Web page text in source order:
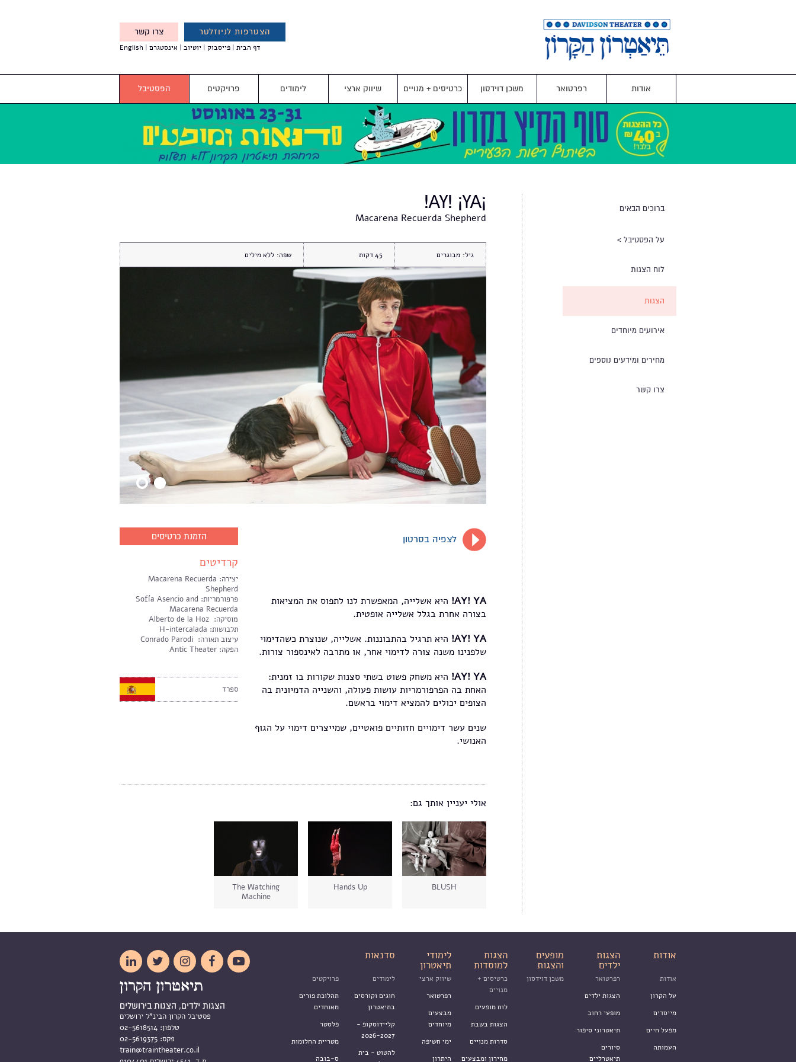
הצטרפות לניוזלטר צרו קשר
והטבות מיוחדות עבורך
דף הבית פייסבוק יוטיוב אינסטגרם English
אודות רפרטואר משכן דוידסון כרטיסים + מנויים שיווק ארצי לימודים פרויקטים הפסטיבל
ברוכים הבאים
על הפסטיבל
לוח הצגות
הצגות
אירועים מיוחדים
מחירים ומידעים נוספים
צרו קשר
¡AY! ¡YA!
Macarena Recuerda Shepherd
גיל: מבוגרים 45 שפה:ללא מילים
לצפיה בסרטון
AY! YA! היא אשלייה, המאפשרת לנו לתפוס את המציאות
בצורה אחרת בגלל אשלייה אופטית.
AY! YA! היא תרגיל בהתבוננות. אשלייה, שנוצרת כשהדימוי
שלפנינו משנה צורה לדימוי אחר, או מתרבה לאינספור צורות.
AY! YA! היא משחק פשוט בשתי סצנות שקורות בו זמנית:
האחת בה הפרפורמריות עושות פעולה, והשנייה הדמיונית בה
הצופים יכולים להמציא דימוי בראשם.
שנים עשר דימויים חזותיים פואטיים, שמייצרים דימוי על הגוף
האנושי.
הזמנת כרטיסים
קרדיטים
יצירה: Macarena Recuerda
Shepherd
פרפורמריות: Sofía Asencio and
Macarena Recuerda
מוסיקה: Alberto de la Hoz
תלבושות: H-intercalada
עיצוב תאורה: Conrado Parodi
הפקה: Antic Theater
ספרד
אולי יעניין אותך גם:
BLUSH
Hands Up
The Watching
Machine
אודות הצגות
ילדים
מופעים
והצגות
הצגות
למוסדות
לימודי
תיאטרון
סדנאות
אודות
על הקרון
מייסדים
מפעל חיים
העמותה
רפרטואר
הצגות ילדים
מופעי רחוב
תיאטרוני סיפור
סיורים
תיאטרליים
משכן דוידסון
כרטיסים +
מנויים
לוח מופעים
הצגות בשבת
סדרות מנויים
מחירון ומבצעים
שיווק ארצי
רפרטואר
מבצעים
מיוחדים
ימי חשיפה
היתרון
לימודים
חוגים וקורסים
בתיאטרון
קליידוסקופ -
2026-2027
להטוט - בית
פרויקטים
תהלוכת פורים
מאוחדים
פלסטר
מטריית החלומות
ס-בובה





הצגות ילדים, הצגות בירושלים
פסטיבל הקרון הבינ"ל ירושלים
טלפון:
פקס:
train@traintheater.co.il